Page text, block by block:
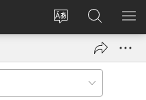
Změnit
stránek
Přihlásit
se
okno)
Hledat
na
JW.ORG